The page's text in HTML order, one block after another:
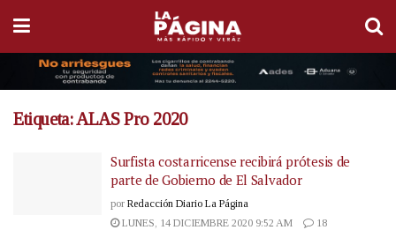
Etiqueta:ALAS Pro 2020
Surfista costarricense recibirá prótesis de
parte de Gobierno de El Salvador
por Redacción Diario La Página
LUNES, 14 DICIEMBRE 2020 9:52 AM
18